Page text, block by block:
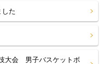
した
大会 男子バスケットボ